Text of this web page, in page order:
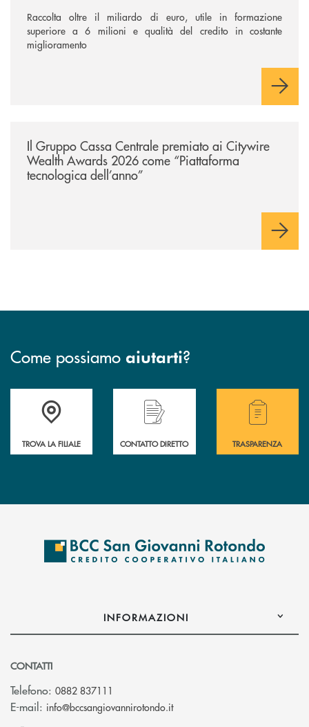
Raccolta oltre il miliardo di euro, utile in formazione
superiore a 6 milioni e qualità del credito in costante
miglioramento
Il Gruppo Cassa Centrale premiato ai Citywire
Wealth Awards 2026 come “Piattaforma
tecnologica dell’anno”
Come possiamo aiutarti?
Accedi all' elenco completo delle filiali della BCC San Giovanni
TROVA LA FILIALE
Hai bisogno di assistenza immediata?
CONTATTO DIRETTO
Hai bisogno di
TRASPARENZA
INFORMAZIONI
CONTATTI
Telefono: 0882 837111
E-mail: info@bccsangiovannirotondo.it(si apre l’app di posta